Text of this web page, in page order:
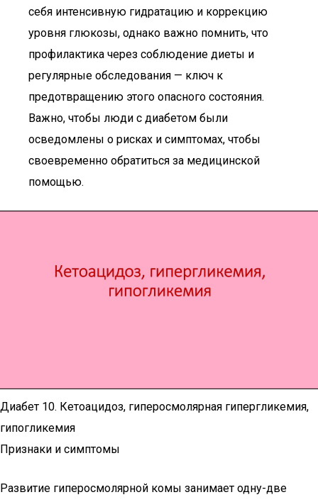
себя интенсивную гидратацию и коррекцию
уровня глюкозы, однако важно помнить, что
профилактика через соблюдение диеты и
регулярные обследования — ключ к
предотвращению этого опасного состояния.
Важно, чтобы люди с диабетом были
осведомлены о рисках и симптомах, чтобы
своевременно обратиться за медицинской
помощью.
Диабет 10. Кетоацидоз, гиперосмолярная гипергликемия,
гипогликемия
Признаки и симптомы
Развитие гиперосмолярной комы занимает одну-две